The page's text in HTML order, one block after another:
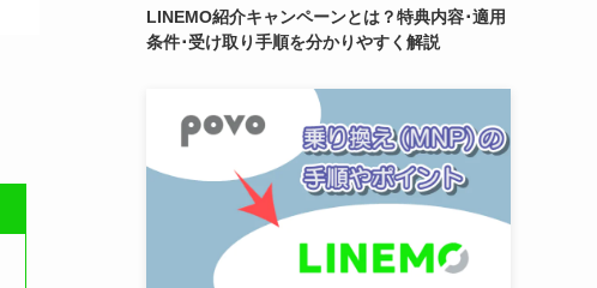
LINEMO紹介キャンペーンとは？特典内容･適用
条件･受け取り手順を分かりやすく解説